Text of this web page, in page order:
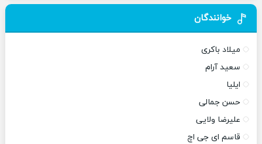
خوانندگان
میلاد باکری
سعید آرام
ایلیا
حسن جمالی
علیرضا ولایی
قاسم ای جی اچ